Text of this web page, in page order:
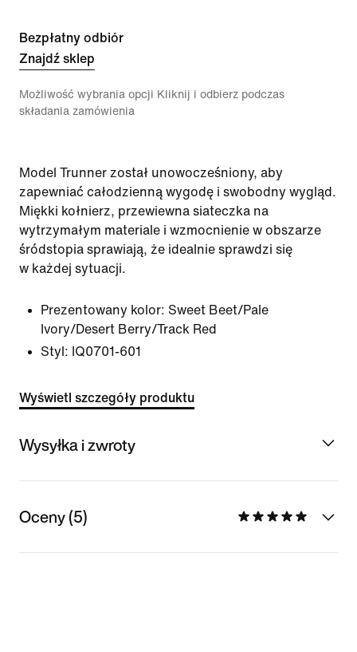
Bezpłatny odbiór
Znajdź sklep
Możliwość wybrania opcji Kliknij i odbierz podczas
składania zamówienia
Model Trunner został unowocześniony, aby
zapewniać całodzienną wygodę i swobodny wygląd.
Miękki kołnierz, przewiewna siateczka na
wytrzymałym materiale i wzmocnienie w obszarze
śródstopia sprawiają, że idealnie sprawdzi się
w każdej sytuacji.
Prezentowany kolor: Sweet Beet/Pale
Ivory/Desert Berry/Track Red
Styl: IQ0701-601
Wyświetl szczegóły produktu
Wysyłka i zwroty
Oceny (5)